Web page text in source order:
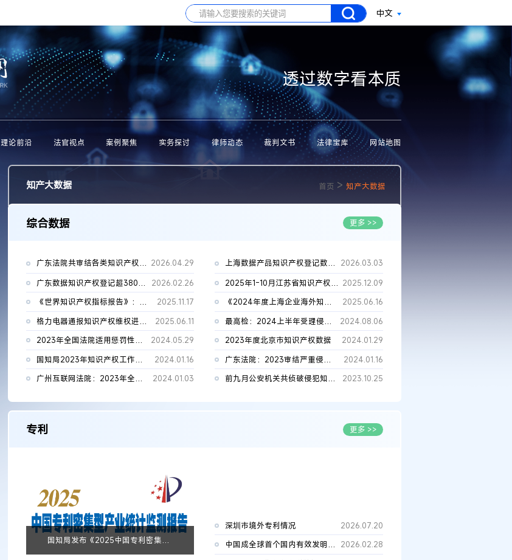
中文
透过数字看本质
理论前沿 法官视点 案例聚焦 实务探讨 律师动态 裁判文书 法律宝库 网站地图
知产大数据 首页 > 知产大数据
综合数据 更多 >>
广东法院共审结各类知识产权案件11.53万件 2026.04.29 上海数据产品知识产权登记数突破1000件
2026.03.03
广东数据知识产权登记超380亿条
2026.02.26 2025年1-10月江苏省知识产权数据统计 2025.12.09
《世界知识产权指标报告》：2024年全球专利和外观设计申请量创历...
2025.11.17 《2024年度上海企业海外知识产权纠纷调查报告》原文
2025.06.16
格力电器通报知识产权维权进展：4至5月期间累计判赔金额超215万元
2025.06.11 最高检：2024上半年受理侵犯知产犯罪案件1.6万人，同比上升21.5%
2024.08.06
2023年全国法院适用惩罚性赔偿案件判赔11.6亿元
2024.05.29 2023年度北京市知识产权数据
2024.01.29
国知局2023年知识产权工作数据
2024.01.16 广东法院：2023审结严重侵犯知产犯罪案件103件，同比下降68.8%
2024.01.16
广州互联网法院：2023年全年审结案件27596件，一审服判息诉率94....
2024.01.03 前九月公安机关共侦破侵犯知识产权等犯罪案件2.8万起 2023.10.25
专利 更多 >>
国知局发布《2025中国专利密集型产业统计监测报告》全文 国知局发布《数字经济核心产业专利统计分析报告（2025）》
深圳市境外专利情况
2026.07.20
中国成全球首个国内有效发明专利超500万件国家，达532万件
2026.02.28